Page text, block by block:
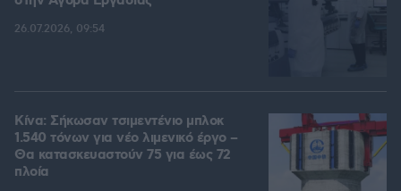
26.07.2026, 09:54
Κίνα: Σήκωσαν τσιμεντένιο μπλοκ
1.540 τόνων για νέο λιμενικό έργο –
Θα κατασκευαστούν 75 για έως 72
πλοία